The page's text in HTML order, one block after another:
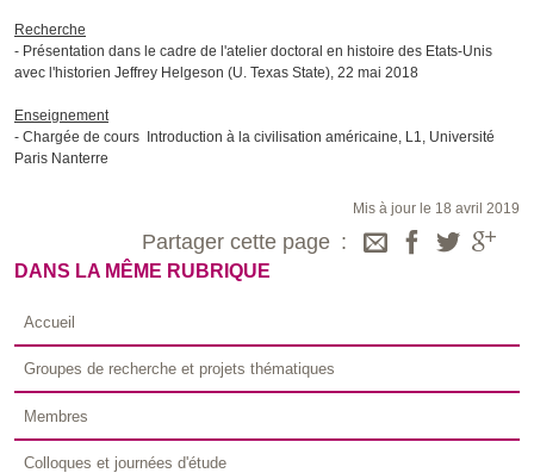
Recherche
- Présentation dans le cadre de l'atelier doctoral en histoire des Etats-Unis
avec l'historien Jeffrey Helgeson (U. Texas State), 22 mai 2018
Enseignement
- Chargée de cours Introduction à la civilisation américaine, L1, Université
Paris Nanterre
Mis à jour le 18 avril 2019
Partager cette page
DANS LA MÊME RUBRIQUE
Accueil
Groupes de recherche et projets thématiques
Membres
Colloques et journées d'étude